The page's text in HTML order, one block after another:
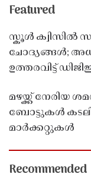
Featured
സ്കൂൾ ക്വിസിൽ
ചോദ്യങ്ങൾ;
ഉത്തരവിട്ട്
മഴയ്ക്ക് നേരിയ
ബോട്ടുകൾ
മാർക്കറ്റുകൾ
Recommended